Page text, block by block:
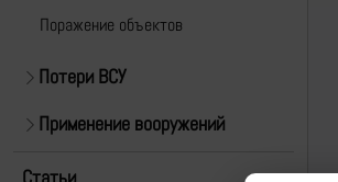
Поражение объектов
Потери ВСУ
Применение вооружений